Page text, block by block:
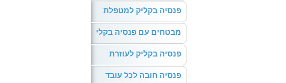
פנסיה בקליק למטפלת
מבטחים עם פנסיה בקלי
פנסיה בקליק לעוזרת
פנסיה חובה לכל עובד